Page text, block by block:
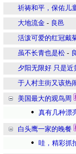
祈祷和平，保佑儿
大地流金 - 良邑
活泼可爱的红冠戴
虽不长青也是松 -
夕阳无限好 只是近
于人村主街又该热
美国最大的观鸟周
真有几种漂
白头鹰一家的晚餐
哇，精彩抓